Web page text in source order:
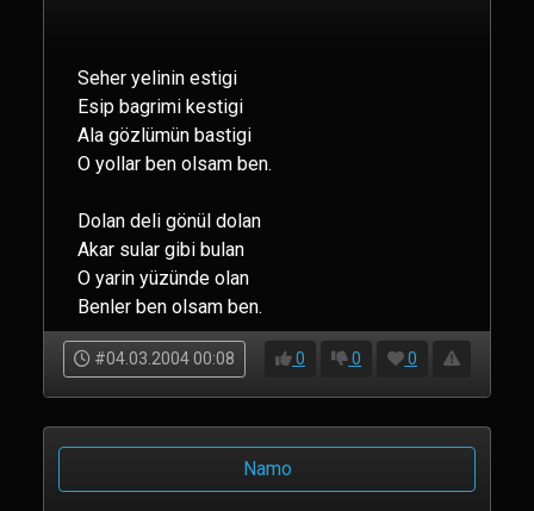
Seher yelinin estigi
Esip bagrimi kestigi
Ala gözlümün bastigi
O yollar ben olsam ben.
Dolan deli gönül dolan
Akar sular gibi bulan
O yarin yüzünde olan
Benler ben olsam ben.
#04.03.2004 00:08 0 0 0
Namo